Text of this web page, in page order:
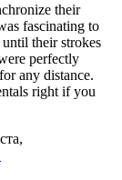
their
fascinating to
their strokes
perfectly
any distance.
right if you